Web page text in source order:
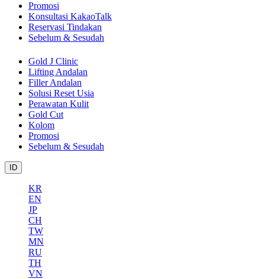
Promosi
Konsultasi KakaoTalk
Reservasi Tindakan
Sebelum & Sesudah
Gold J Clinic
Lifting Andalan
Filler Andalan
Solusi Reset Usia
Perawatan Kulit
Gold Cut
Kolom
Promosi
Sebelum & Sesudah
ID
KR
EN
JP
CH
TW
MN
RU
TH
VN